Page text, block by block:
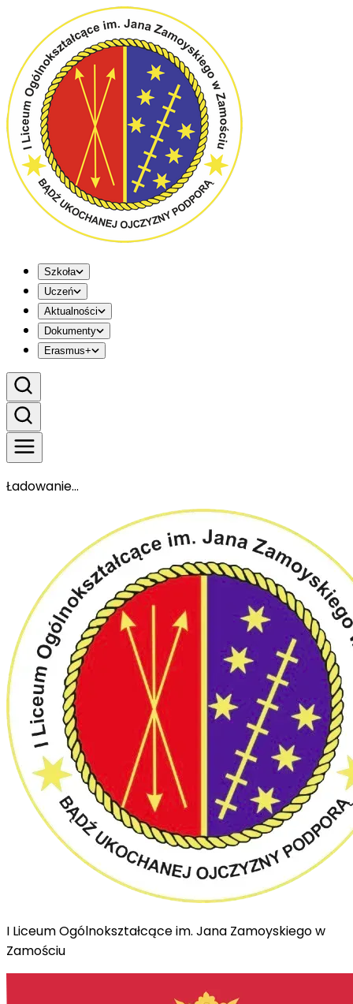
Szkoła
Uczeń
Aktualności
Dokumenty
Erasmus+
Ładowanie...
I Liceum Ogólnokształcące im. Jana Zamoyskiego w
Zamościu